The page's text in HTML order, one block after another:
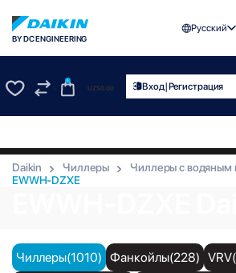
BY DC ENGINEERING
Русский
0
UZS0.00 Вход|Регистрация
Daikin Чиллеры
Чиллеры с водяным
EWWH-DZXE
Чиллеры(1010) Фанкойлы(228)